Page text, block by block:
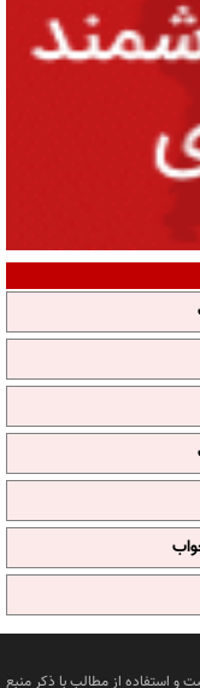
و استفاده از مطالب با ذکر منبع